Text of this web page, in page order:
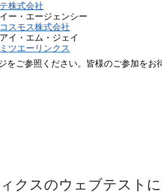
株式会社
ー・エージェンシー
スモス株式会社
イ・エム・ジェイ
ツエーリンクス
をご参照ください。皆様のご参加をお
クスのウェブテスト